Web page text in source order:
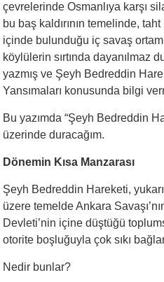
çevrelerinde Osmanlıya karşı
bu baş kaldırının temelinde,
içinde bulunduğu iç savaş
köylülerin sırtında dayanılmaz
yazmış ve Şeyh Bedreddin
Yansımaları konusunda bilgi
Bu yazımda “Şeyh Bedreddin
üzerinde duracağım.
Dönemin Kısa Manzarası
Şeyh Bedreddin Hareketi,
üzere temelde Ankara
Devleti’nin içine düştüğü
otorite boşluğuyla çok sıkı
Nedir bunlar?